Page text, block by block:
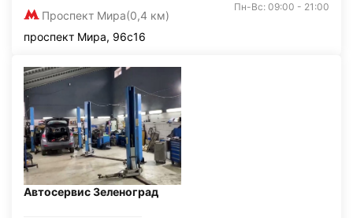
Проспект Мира(0,4 км)
Пн-Вс: 09:00 - 21:00
проспект Мира, 96с16
Автосервис Зеленоград